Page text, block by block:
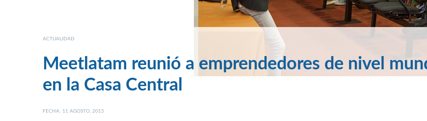
ACTUALIDAD
Meetlatam reunió a emprendedores de nivel
en la Casa Central
FECHA: 11 AGOSTO, 2015